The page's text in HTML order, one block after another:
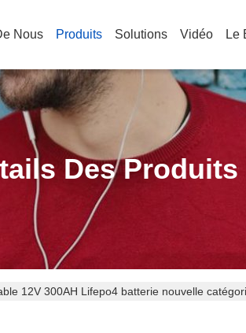
Nous Produits Solutions Vidéo Le
Des Produits
12V 300AH Lifepo4 batterie nouvelle